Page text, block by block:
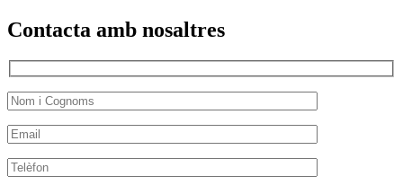
Contacta amb nosaltres